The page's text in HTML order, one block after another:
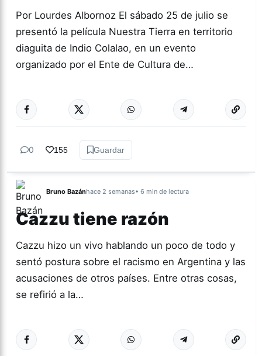
Por Lourdes Albornoz El sábado 25 de julio se
presentó la película Nuestra Tierra en territorio
diaguita de Indio Colalao, en un evento
organizado por el Ente de Cultura de…
CULTURA Más
0 155 Guardar
Bruno Bazánhace 2 semanas• 6 min de lectura
Cazzu tiene razón
Cazzu hizo un vivo hablando un poco de todo y
sentó postura sobre el racismo en Argentina y las
acusaciones de otros países. Entre otras cosas,
se refirió a la…
ACTUALIDAD Más